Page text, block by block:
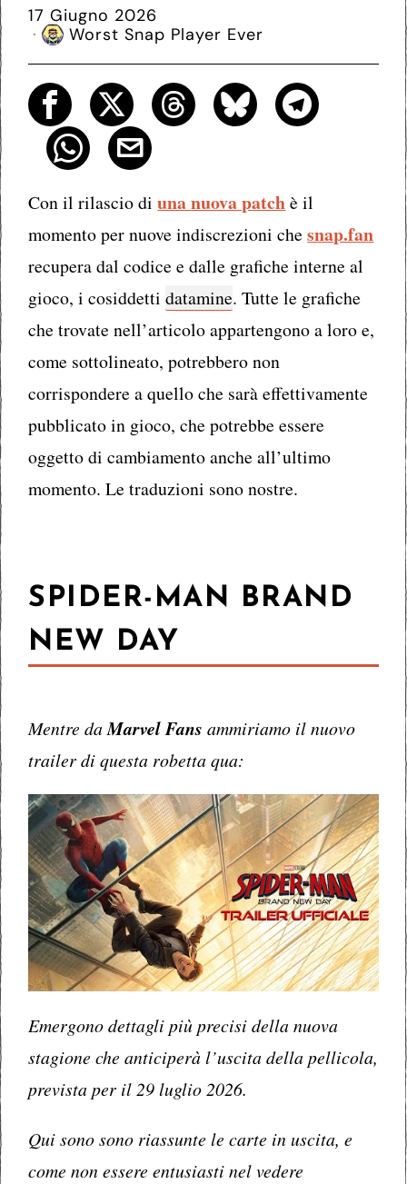
17 Giugno 2026
Worst Snap Player Ever
Con il rilascio diuna nuova patchè il
momento per nuove indiscrezioni chesnap.fan
recupera dal codice e dalle grafiche interne al
gioco, i cosiddettidatamine. Tutte le grafiche
che trovate nell’articolo appartengono a loro e,
come sottolineato, potrebbero non
corrispondere a quello che sarà effettivamente
pubblicato in gioco, che potrebbe essere
oggetto di cambiamento anche all’ultimo
momento. Le traduzioni sono nostre.
SPIDER-MAN BRAND
NEW DAY
Mentre daMarvel Fans ammiriamo il nuovo
trailer di questa robetta qua:
Emergono dettagli più precisi della nuova
stagione che anticiperà l’uscita della pellicola,
prevista per il 29 luglio 2026.
Qui sono sono riassunte le carte in uscita, e
come non essere entusiasti nel vedere